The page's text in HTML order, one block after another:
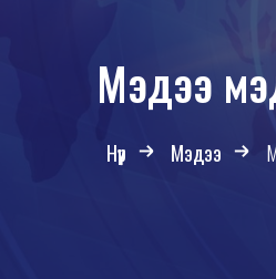
Мэдээ
Нүүр Мэдээ